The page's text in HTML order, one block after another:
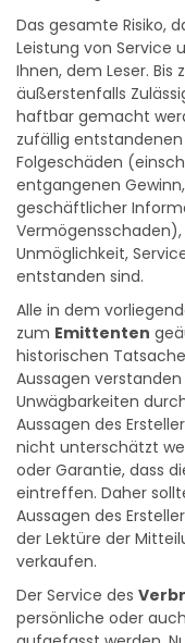
Das gesamte Risiko,
Leistung von Service
Ihnen, dem Leser.
äußerstenfalls
haftbar gemacht
zufällig
Folgeschäden
entgangenen
geschäftlicher
Vermögensschaden),
Unmöglichkeit,
Alle in dem
zumEmittenten
historischen
Aussagen
Unwägbarkeiten
Aussagen des
nicht unterschätzt
oder Garantie, dass
eintreffen. Daher
Aussagen des
der Lektüre der
Der Service des
persönliche oder